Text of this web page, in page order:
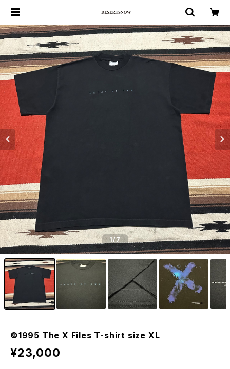
1/7
©︎1995 The X Files T-shirt size XL
¥23,000